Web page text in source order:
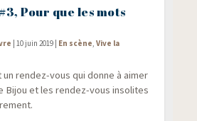
Pour que les mots
|10 juin 2019 En scène,Vive la
ren­dez-vous qui donne à aimer
Bijou et les ren­dez-vous inso­lites